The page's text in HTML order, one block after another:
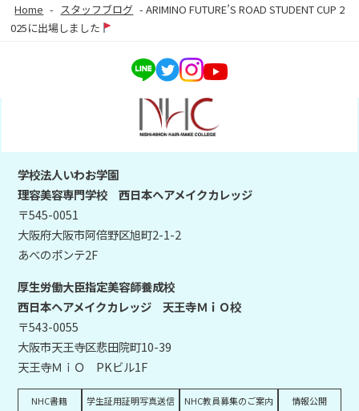
Home - スタッフブログ -ARIMINO FUTURE’S ROAD STUDENT CUP 2
025に出場しました
学校法人いわお学園
理容美容専門学校 西日本ヘアメイクカレッジ
〒545-0051
大阪府大阪市阿倍野区旭町2-1-2
あべのポンテ2F
厚生労働大臣指定美容師養成校
西日本ヘアメイクカレッジ 天王寺ＭｉＯ校
〒543-0055
大阪市天王寺区悲田院町10-39
天王寺ＭｉＯ PKビル1F
NHC書籍 学生証用証明写真送信 NHC教員募集のご案内 情報公開